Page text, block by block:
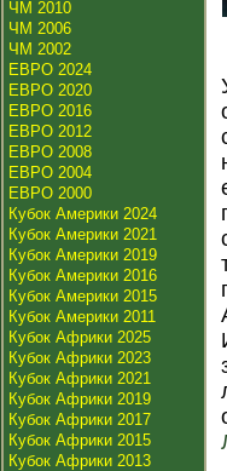
ЧМ 2010
ЧМ 2006
ЧМ 2002
ЕВРО 2024
ЕВРО 2020
ЕВРО 2016
ЕВРО 2012
ЕВРО 2008
ЕВРО 2004
ЕВРО 2000
Кубок Америки 2024
Кубок Америки 2021
Кубок Америки 2019
Кубок Америки 2016
Кубок Америки 2015
Кубок Америки 2011
Кубок Африки 2025
Кубок Африки 2023
Кубок Африки 2021
Кубок Африки 2019
Кубок Африки 2017
Кубок Африки 2015
Кубок Африки 2013